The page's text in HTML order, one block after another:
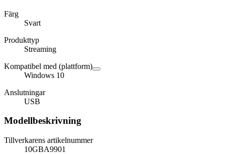
Färg
Svart
Produkttyp
Streaming
Kompatibel med (plattform)
Windows 10
Anslutningar
USB
Modellbeskrivning
Tillverkarens artikelnummer
10GBA9901